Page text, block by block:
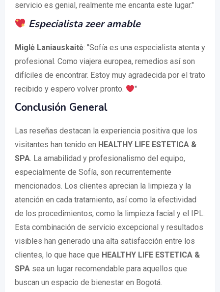
servicio es genial, realmente me encanta este lugar."
Especialista zeer amable
Miglė Laniauskaitė: "Sofía es una especialista atenta y
profesional. Como viajera europea, remedios así son
difíciles de encontrar. Estoy muy agradecida por el trato
recibido y espero volver pronto.
"
Conclusión General
Las reseñas destacan la experiencia positiva que los
visitantes han tenido en HEALTHY LIFE ESTETICA &
SPA. La amabilidad y profesionalismo del equipo,
especialmente de Sofía, son recurrentemente
mencionados. Los clientes aprecian la limpieza y la
atención en cada tratamiento, así como la efectividad
de los procedimientos, como la limpieza facial y el IPL.
Esta combinación de servicio excepcional y resultados
visibles han generado una alta satisfacción entre los
clientes, lo que hace que HEALTHY LIFE ESTETICA &
SPA sea un lugar recomendable para aquellos que
buscan un espacio de bienestar en Bogotá.